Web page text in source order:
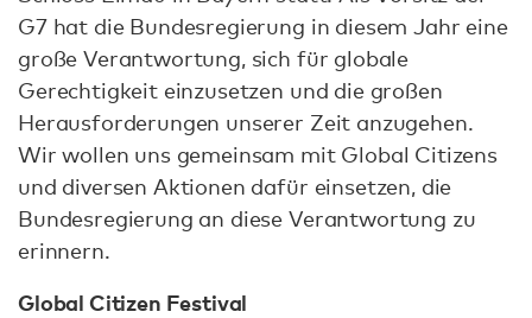
G7 hat die Bundesregierung in diesem Jahr eine
große Verantwortung, sich für globale
Gerechtigkeit einzusetzen und die großen
Herausforderungen unserer Zeit anzugehen.
Wir wollen uns gemeinsam mit Global Citizens
und diversen Aktionen dafür einsetzen, die
Bundesregierung an diese Verantwortung zu
erinnern.
Global Citizen Festival